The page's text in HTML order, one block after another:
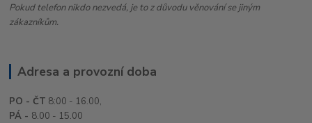
Pokud telefon nikdo nezvedá, je to z důvodu věnování se jiným
zákazníkům.
Adresa a provozní doba
PO - ČT 8:00 - 16.00,
PÁ - 8.00 - 15.00